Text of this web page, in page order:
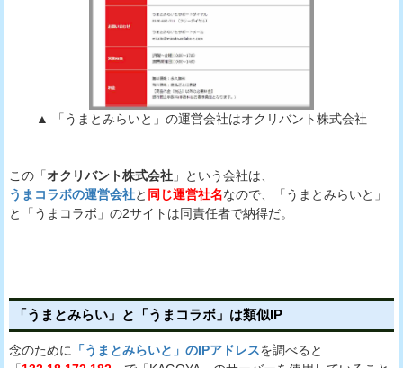
▲ 「うまとみらいと」の運営会社はオクリバント株式会社
この「オクリバント株式会社 」という会社は、
うまコラボの運営会社と 同じ運営社名なので、「うまとみらいと」
と「うまコラボ」の2サイトは同責任者で納得だ。
「うまとみらい」と「うまコラボ」は類似IP
念のために 「うまとみらいと」のIPアドレスを調べると